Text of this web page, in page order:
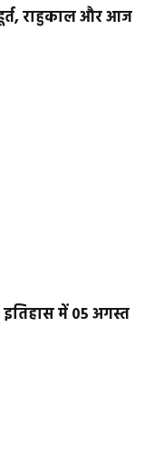
राहुकाल और आज
इतिहास में 05 अगस्त